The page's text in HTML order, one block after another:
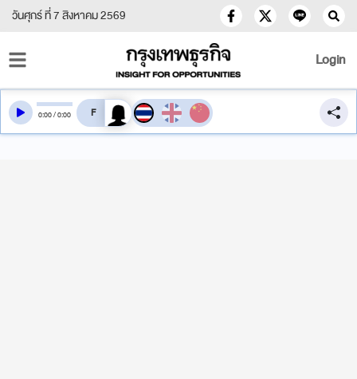
วันศุกร์ ที่ 7 สิงหาคม 2569
Login
0:00/0:00 สลับเสียงอ่าน